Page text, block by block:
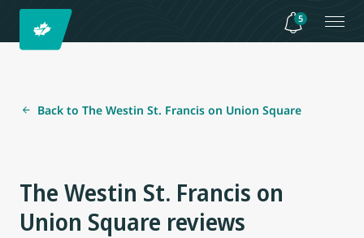
5
Back to The Westin St. Francis on Union Square
The Westin St. Francis on
Union Square reviews